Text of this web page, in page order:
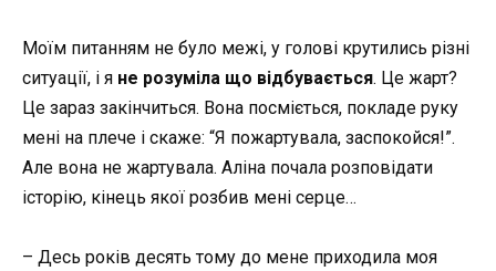
Моїм питанням не було межі, у голові крутились різні
ситуації, і я не розуміла що відбувається. Це жарт?
Це зараз закінчиться. Вона посміється, покладе руку
мені на плече і скаже: “Я пожартувала, заспокойся!”.
Але вона не жартувала. Аліна почала розповідати
історію, кінець якої розбив мені серце…
– Десь років десять тому до мене приходила моя